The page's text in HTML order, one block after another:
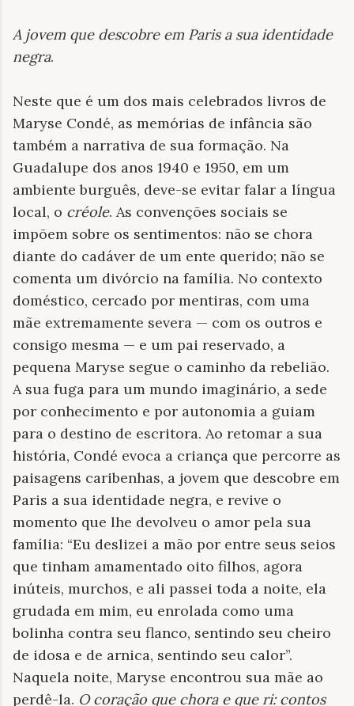
A jovem que descobre em Paris a sua identidade
negra.
Neste que é um dos mais celebrados livros de
Maryse Condé, as memórias de infância são
também a narrativa de sua formação. Na
Guadalupe dos anos 1940 e 1950, em um
ambiente burguês, deve-se evitar falar a língua
local, o créole. As convenções sociais se
impõem sobre os sentimentos: não se chora
diante do cadáver de um ente querido; não se
comenta um divórcio na família. No contexto
doméstico, cercado por mentiras, com uma
mãe extremamente severa — com os outros e
consigo mesma — e um pai reservado, a
pequena Maryse segue o caminho da rebelião.
A sua fuga para um mundo imaginário, a sede
por conhecimento e por autonomia a guiam
para o destino de escritora. Ao retomar a sua
história, Condé evoca a criança que percorre as
paisagens caribenhas, a jovem que descobre em
Paris a sua identidade negra, e revive o
momento que lhe devolveu o amor pela sua
família: “Eu deslizei a mão por entre seus seios
que tinham amamentado oito filhos, agora
inúteis, murchos, e ali passei toda a noite, ela
grudada em mim, eu enrolada como uma
bolinha contra seu flanco, sentindo seu cheiro
de idosa e de arnica, sentindo seu calor”.
Naquela noite, Maryse encontrou sua mãe ao
perdê-la. O coração que chora e que ri: contos